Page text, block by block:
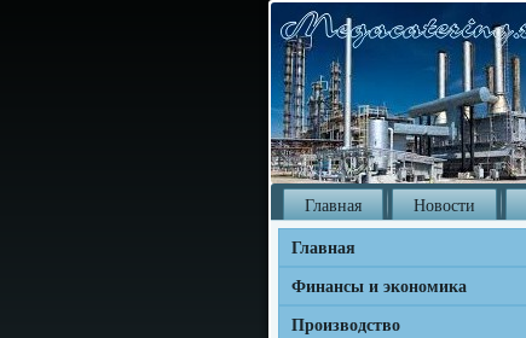
Главная Новости
Главная
Финансы и экономика
Производство